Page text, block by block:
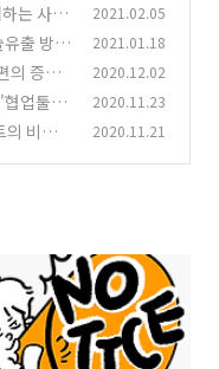
는 사람
2021.02.05
출 방지
2021.01.18
(1)
2020.12.02
협업툴' 2020.11.23
의 비대
2020.11.21